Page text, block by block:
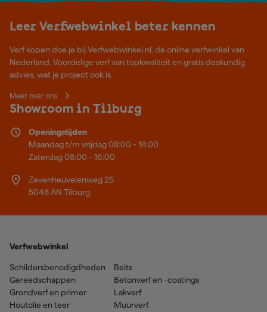
Leer Verfwebwinkel beter kennen
Verf kopen doe je bij Verfwebwinkel.nl, dé online verfwinkel van
Nederland. Voordelige verf van topkwaliteit en gratis deskundig
advies, wat je project ook is.
Meer over ons
Showroom in Tilburg
Openingstijden
Maandag t/m vrijdag 08:00 - 18:00
Zaterdag 08:00 - 16:00
Zevenheuvelenweg 25
5048 AN Tilburg
Verfwebwinkel
Schildersbenodigdheden
Gereedschappen
Grondverf en primer
Houtolie en teer
Beits
Betonverf en -coatings
Lakverf
Muurverf